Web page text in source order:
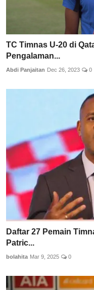
TC Timnas U-20 di
Pengalaman...
Abdi Panjaitan Dec 26, 2023 0
Daftar 27 Pemain
Patric...
bolahita Mar 9, 2025 0